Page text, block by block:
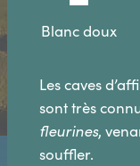
Blanc doux
Les caves
sont très
fleurines,
souffler.